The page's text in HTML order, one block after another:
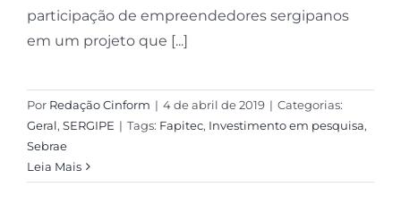
participação de empreendedores sergipanos
em um projeto que [...]
Por Redação Cinform | 4 de abril de 2019 | Categorias:
Geral, SERGIPE | Tags: Fapitec, Investimento em pesquisa,
Sebrae
Leia Mais